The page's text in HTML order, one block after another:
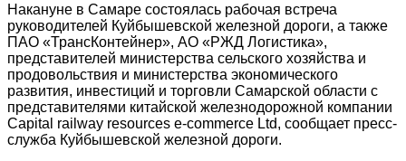
Накануне в Самаре состоялась рабочая встреча
руководителей Куйбышевской железной дороги, а также
ПАО «ТрансКонтейнер», АО «РЖД Логистика»,
представителей министерства сельского хозяйства и
продовольствия и министерства экономического
развития, инвестиций и торговли Самарской области с
представителями китайской железнодорожной компании
Capital railway resources e-commerce Ltd, сообщает пресс-
служба Куйбышевской железной дороги.